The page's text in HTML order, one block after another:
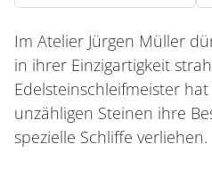
Im Atelier Jürgen Müller
in ihrer Einzigartigkeit
Edelsteinschleifmeister
unzähligen Steinen ihre
spezielle Schliffe verliehen.